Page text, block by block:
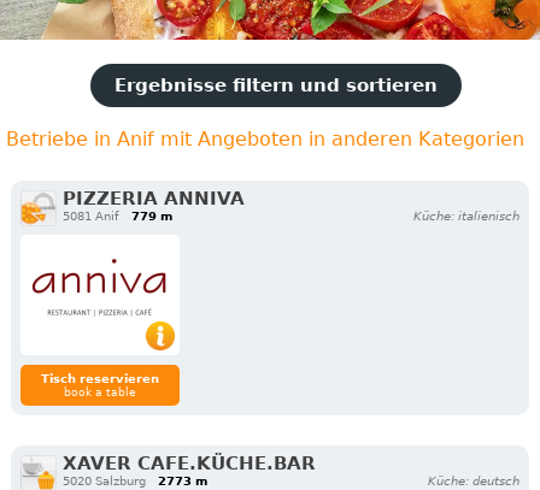
Ergebnisse filtern und sortieren
Betriebe in Anif mit Angeboten in anderen Kategorien
PIZZERIA ANNIVA
5081 Anif 779 m Küche: italienisch
Tisch reservieren
book a table
XAVER CAFE.KÜCHE.BAR
5020 Salzburg 2773 m Küche: deutsch